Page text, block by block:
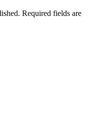
Required fields are